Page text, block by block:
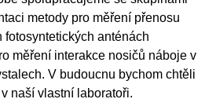
metody pro měření přenosu
fotosyntetických anténách
měření interakce nosičů náboje v
V budoucnu bychom chtěli
naší vlastní laboratoři.